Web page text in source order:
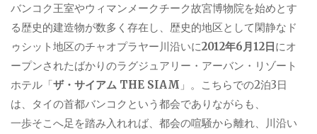
バンコク王室やウィマンメークチーク故宮博物院を始めとす
る歴史的建造物が数多く存在し、歴史的地区として閑静なド
ゥシット地区のチャオプラヤー川沿いに2012年6月12日にオ
ープンされたばかりのラグジュアリー・アーバン・リゾート
ホテル「ザ・サイアム THE SIAM 」。こちらでの2泊3日
は、タイの首都バンコクという都会でありながらも、
一歩そこへ足を踏み入れれば、都会の喧騒から離れ、川沿い